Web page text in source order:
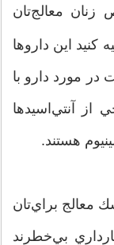
معالج‌تان
كنيد اين داروها
در مورد دارو با
آنتي‌اسيدها
هستند.
معالج براي‌تان
بي‌خطرند